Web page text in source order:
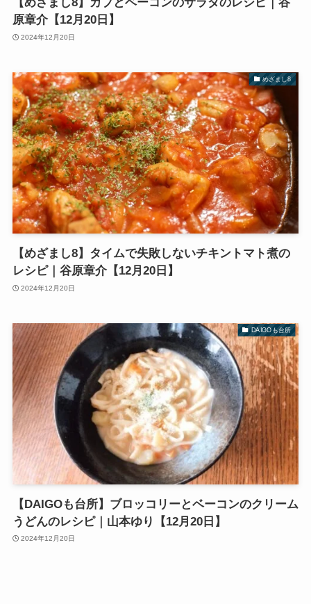
原章介【12月20日】
2024年12月20日
めざまし8
【めざまし8】タイムで失敗しないチキントマト煮の
レシピ｜谷原章介【12月20日】
2024年12月20日
DAIGOも台所
【DAIGOも台所】ブロッコリーとベーコンのクリーム
うどんのレシピ｜山本ゆり【12月20日】
2024年12月20日